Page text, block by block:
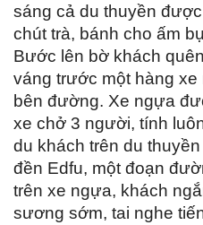
sáng cả du thuyền
chút trà, bánh cho ấm
Bước lên bờ khách
váng trước một hàng
bên đường. Xe ngựa
xe chở 3 người, tính
du khách trên du
đền Edfu, một đoạn
trên xe ngựa, khách
sương sớm, tai nghe